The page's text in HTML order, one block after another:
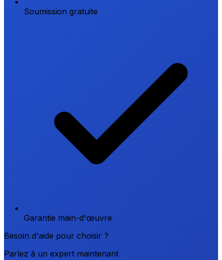
Soumission gratuite
Garantie main-d'œuvre
Besoin d'aide pour choisir ?
Parlez à un expert maintenant